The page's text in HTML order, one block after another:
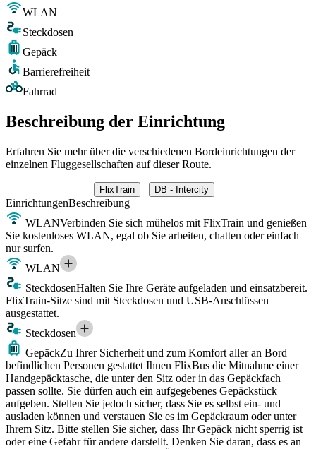
WLAN
Steckdosen
Gepäck
Barrierefreiheit
Fahrrad
Beschreibung der Einrichtung
Erfahren Sie mehr über die verschiedenen Bordeinrichtungen der
einzelnen Fluggesellschaften auf dieser Route.
FlixTrain DB - Intercity
EinrichtungenBeschreibung
WLANVerbinden Sie sich mühelos mit FlixTrain und genießen
Sie kostenloses WLAN, egal ob Sie arbeiten, chatten oder einfach
nur surfen.
WLAN
SteckdosenHalten Sie Ihre Geräte aufgeladen und einsatzbereit.
FlixTrain-Sitze sind mit Steckdosen und USB-Anschlüssen
ausgestattet.
Steckdosen
GepäckZu Ihrer Sicherheit und zum Komfort aller an Bord
befindlichen Personen gestattet Ihnen FlixBus die Mitnahme einer
Handgepäcktasche, die unter den Sitz oder in das Gepäckfach
passen sollte. Sie dürfen auch ein aufgegebenes Gepäckstück
aufgeben. Stellen Sie jedoch sicher, dass Sie es selbst ein- und
ausladen können und verstauen Sie es im Gepäckraum oder unter
Ihrem Sitz. Bitte stellen Sie sicher, dass Ihr Gepäck nicht sperrig ist
oder eine Gefahr für andere darstellt. Denken Sie daran, dass es an